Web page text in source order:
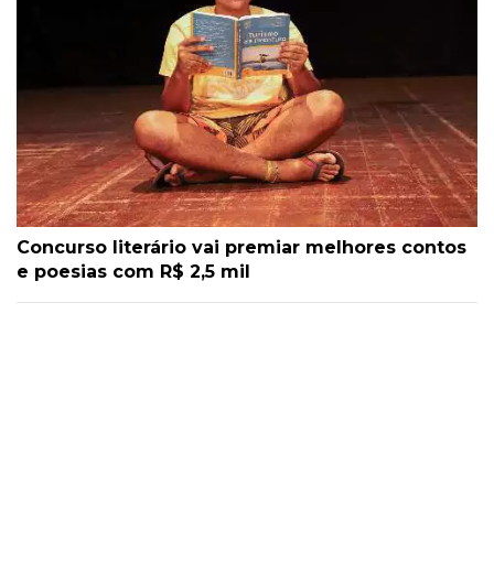
Concurso literário vai premiar melhores contos
e poesias com R$ 2,5 mil